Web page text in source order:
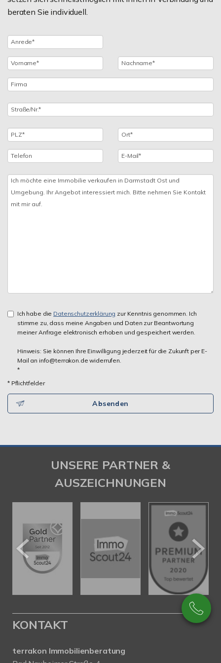
beraten Sie individuell.
Ich habe die Datenschutzerklärung zur Kenntnis genommen. Ich
stimme zu, dass meine Angaben und Daten zur Beantwortung
meiner Anfrage elektronisch erhoben und gespeichert werden.
Hinweis: Sie können Ihre Einwilligung jederzeit für die Zukunft per E-
Mail an info@terrakon.de widerrufen.
*
* Pflichtfelder
Absenden
UNSERE PARTNER &
AUSZEICHNUNGEN
KONTAKT
terrakon Immobilienberatung